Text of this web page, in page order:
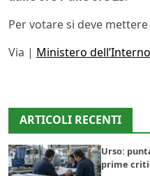
Per votare si deve
Via | Ministero dell’Interno
ARTICOLI RECENTI
Urso:
prime